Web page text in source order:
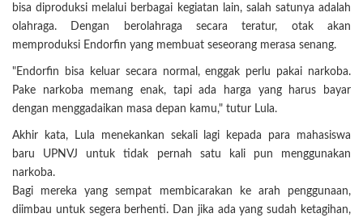
bisa diproduksi melalui berbagai kegiatan lain, salah satunya adalah
olahraga. Dengan berolahraga secara teratur, otak akan
memproduksi Endorfin yang membuat seseorang merasa senang.
"Endorfin bisa keluar secara normal, enggak perlu pakai narkoba.
Pake narkoba memang enak, tapi ada harga yang harus bayar
dengan menggadaikan masa depan kamu," tutur Lula.
Akhir kata, Lula menekankan sekali lagi kepada para mahasiswa
baru UPNVJ untuk tidak pernah satu kali pun menggunakan
narkoba.
Bagi mereka yang sempat membicarakan ke arah penggunaan,
diimbau untuk segera berhenti. Dan jika ada yang sudah ketagihan,